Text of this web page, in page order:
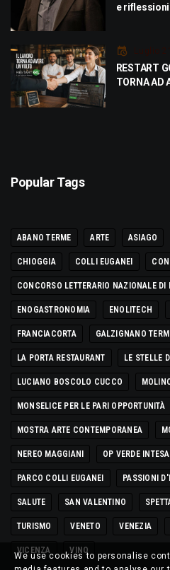
e
Luglio
RESTART
TORNA AD
Popular Tags
ABANO TERME ARTE ASIAGO
CHIOGGIA COLLI EUGANEI
CONCORSO LETTERARIO NAZIONALE DI
ENOGASTRONOMIA ENOLITECH
FRANCIACORTA GALZIGNANO
LA PORTA RESTAURANT LE STELLE
LUCIANO BOSCOLO CUCCO
MONSELICE PER LE PARI OPPORTUNITÀ
MOSTRA ARTE CONTEMPORANEA
NEREO MAGGIANI OP VERDE INTESA
PARCO COLLI EUGANEI PASSIONI
SALUTE SAN VALENTINO
TURISMO VENETO VENEZIA
VICENZA VINO
We use cookies to personalise